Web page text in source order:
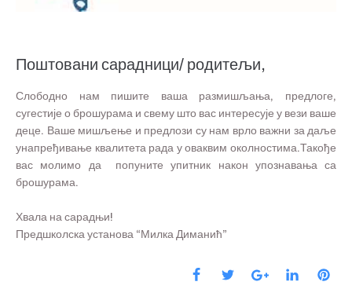
Поштовани сарадници/ родитељи,
Слободно нам пишите ваша размишљања, предлоге,
сугестије о брошурама и свему што вас интересује у вези ваше
деце. Ваше мишљење и предлози су нам врло важни за даље
унапређивање квалитета рада у оваквим околностима.Такође
вас молимо да попуните упитник након упознавања са
брошурама.
Хвала на сарадњи!
Предшколска установа “Милка Диманић”